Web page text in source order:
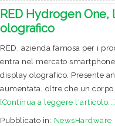
RED Hydrogen
olografico
RED, azienda famosa per i
entra nel mercato
display olografico. Presente
aumentata, oltre che un
[Continua a leggere l'articolo...]
Pubblicato in: NewsHardware